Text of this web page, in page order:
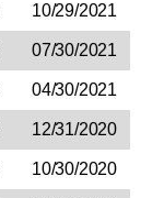
10/29/2021
07/30/2021
04/30/2021
12/31/2020
10/30/2020